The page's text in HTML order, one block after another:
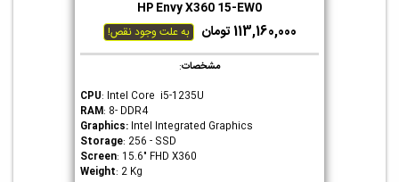
HP Envy X360 15-EW0
113,160,000 تومان به علت وجود نقص!
مشخصات:
CPU: Intel Core i5-1235U
RAM: 8- DDR4
Graphics: Intel Integrated Graphics
Storage: 256 - SSD
Screen: 15.6" FHD X360
Weight: 2 Kg